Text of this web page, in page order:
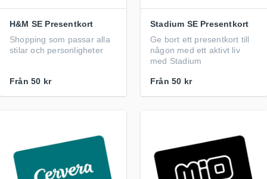
H&M SE Presentkort
Shopping som passar alla
stilar och personligheter
Från 50 kr
Stadium SE Presentkort
Ge bort ett presentkort till
någon med ett aktivt liv
med Stadium
Från 50 kr